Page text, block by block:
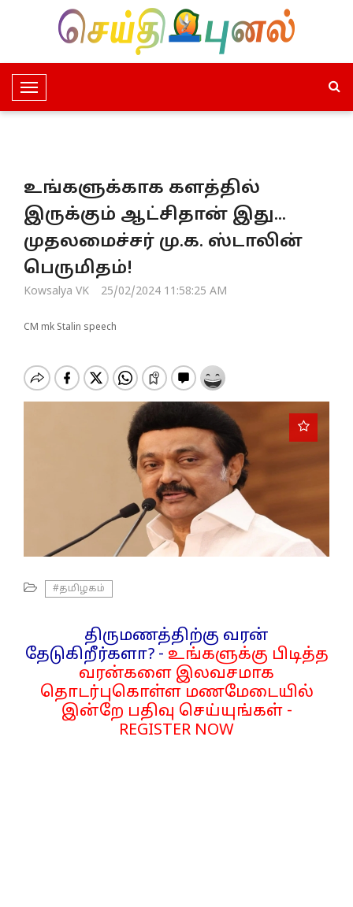
T
o
e
N
a
v
i
a
n
உங்களுக்காக களத்தில்
இருக்கும் ஆட்சிதான் இது...
முதலமைச்சர் மு.க. ஸ்டாலின்
பெருமிதம்!
Kowsalya VK 25/02/2024 11:58:25 AM
CM mk Stalin speech
#தமிழகம்
திருமணத்திற்கு வரன்
தேடுகிறீர்களா? - உங்களுக்கு பிடித்த
வரன்களை இலவசமாக
தொடர்புகொள்ள மணமேடையில்
இன்றே பதிவு செய்யுங்கள் -
REGISTER NOW